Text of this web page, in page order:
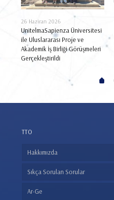
26 Haziran 2026
UnitelmaSapienza Üniversitesi
ile Uluslararası Proje ve
Akademik İş Birliği Görüşmeleri
Gerçekleştirildi
TTO
Hakkımızda
Sıkça Sorulan Sorular
Ar-Ge